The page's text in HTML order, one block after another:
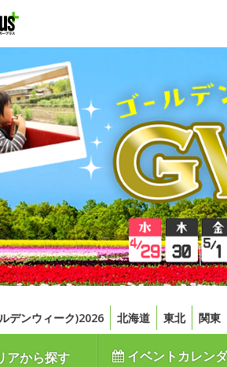
デンウィーク)2026 北海道 東北 関東
アから探す イベントカレン